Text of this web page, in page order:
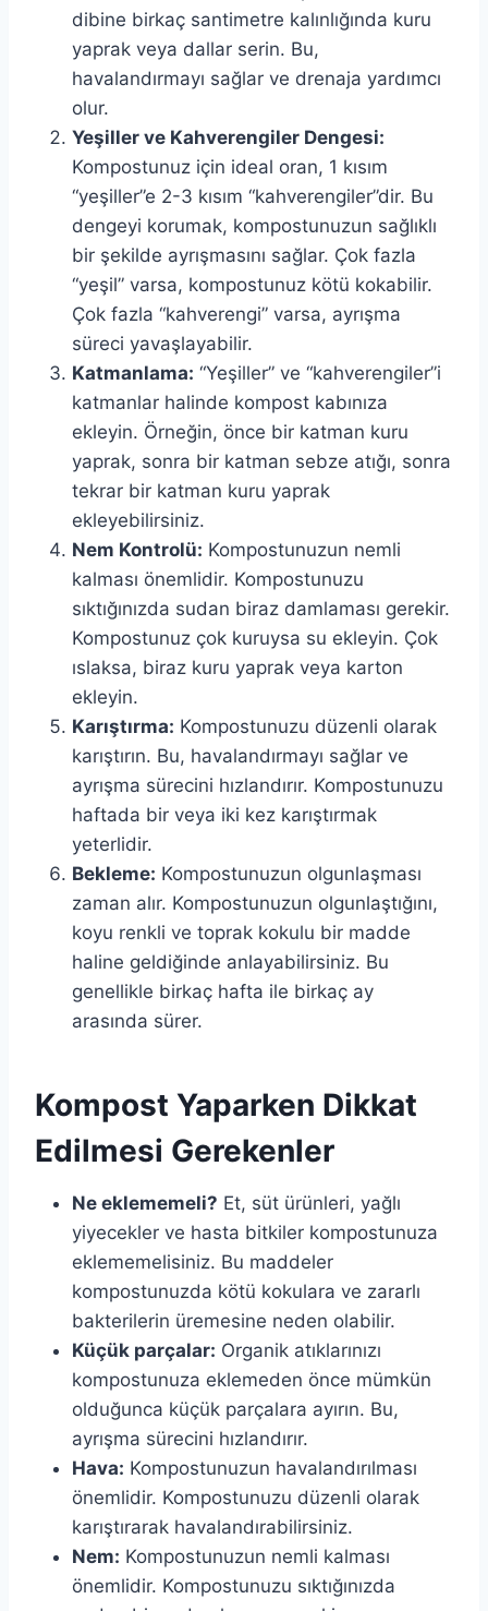
dibine birkaç santimetre kalınlığında kuru
yaprak veya dallar serin. Bu,
havalandırmayı sağlar ve drenaja yardımcı
olur.
Yeşiller ve Kahverengiler Dengesi:
Kompostunuz için ideal oran, 1 kısım
“yeşiller”e 2-3 kısım “kahverengiler”dir. Bu
dengeyi korumak, kompostunuzun sağlıklı
bir şekilde ayrışmasını sağlar. Çok fazla
“yeşil” varsa, kompostunuz kötü kokabilir.
Çok fazla “kahverengi” varsa, ayrışma
süreci yavaşlayabilir.
Katmanlama: “Yeşiller” ve “kahverengiler”i
katmanlar halinde kompost kabınıza
ekleyin. Örneğin, önce bir katman kuru
yaprak, sonra bir katman sebze atığı, sonra
tekrar bir katman kuru yaprak
ekleyebilirsiniz.
Nem Kontrolü: Kompostunuzun nemli
kalması önemlidir. Kompostunuzu
sıktığınızda sudan biraz damlaması gerekir.
Kompostunuz çok kuruysa su ekleyin. Çok
ıslaksa, biraz kuru yaprak veya karton
ekleyin.
Karıştırma: Kompostunuzu düzenli olarak
karıştırın. Bu, havalandırmayı sağlar ve
ayrışma sürecini hızlandırır. Kompostunuzu
haftada bir veya iki kez karıştırmak
yeterlidir.
Bekleme: Kompostunuzun olgunlaşması
zaman alır. Kompostunuzun olgunlaştığını,
koyu renkli ve toprak kokulu bir madde
haline geldiğinde anlayabilirsiniz. Bu
genellikle birkaç hafta ile birkaç ay
arasında sürer.
Kompost Yaparken Dikkat
Edilmesi Gerekenler
Ne eklememeli? Et, süt ürünleri, yağlı
yiyecekler ve hasta bitkiler kompostunuza
eklememelisiniz. Bu maddeler
kompostunuzda kötü kokulara ve zararlı
bakterilerin üremesine neden olabilir.
Küçük parçalar: Organik atıklarınızı
kompostunuza eklemeden önce mümkün
olduğunca küçük parçalara ayırın. Bu,
ayrışma sürecini hızlandırır.
Hava: Kompostunuzun havalandırılması
önemlidir. Kompostunuzu düzenli olarak
karıştırarak havalandırabilirsiniz.
Nem: Kompostunuzun nemli kalması
önemlidir. Kompostunuzu sıktığınızda